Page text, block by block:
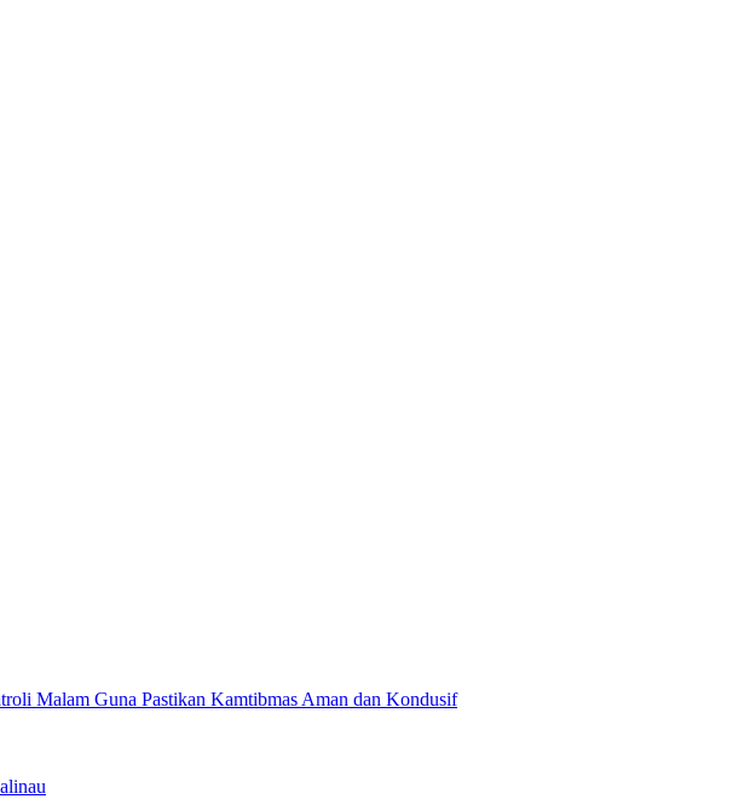
Malam Guna Pastikan Kamtibmas Aman dan Kondusif